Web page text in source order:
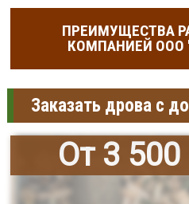
ПРЕИМУЩЕСТВА
КОМПАНИЕЙ ООО
Заказать дрова с
От 3